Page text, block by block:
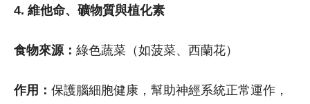
4. 維他命、礦物質與植化素
食物來源： 綠色蔬菜（如菠菜、西蘭花）
作用： 保護腦細胞健康，幫助神經系統正常運作，